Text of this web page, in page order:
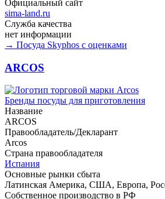
Официальный сайт
sima-land.ru
Служба качества
нет информации
→ Посуда Skyphos с оценками
ARCOS
Бренды посуды для приготовления
Название
ARCOS
Правообладатель/Декларант
Arcos
Страна правообладателя
Испания
Основные рынки сбыта
Латинская Америка, США, Европа,
Собственное производство в РФ